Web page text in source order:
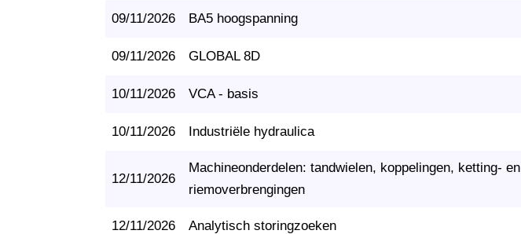
09/11/2026 BA5 hoogspanning
09/11/2026 GLOBAL 8D
10/11/2026 VCA - basis
10/11/2026 Industriële hydraulica
12/11/2026
Machineonderdelen: tandwielen, koppelingen, ketting- en
riemoverbrengingen
12/11/2026 Analytisch storingzoeken